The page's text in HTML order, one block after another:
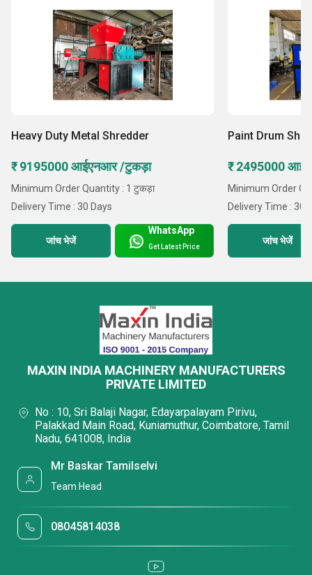
Heavy Duty Metal Shredder
₹ 9195000 आईएनआर /टुकड़ा
Minimum Order Quantity : 1 टुकड़ा
Delivery Time : 30 Days
जांच भेजें
WhatsApp
Get Latest Price
Paint Drum
₹ 2495000
Minimum Order
Delivery Time : 30
जांच भेजें
MAXIN INDIA MACHINERY MANUFACTURERS
PRIVATE LIMITED
No : 10, Sri Balaji Nagar, Edayarpalayam Pirivu,
Palakkad Main Road, Kuniamuthur, Coimbatore, Tamil
Nadu, 641008, India
Mr Baskar Tamilselvi
Team Head
08045814038